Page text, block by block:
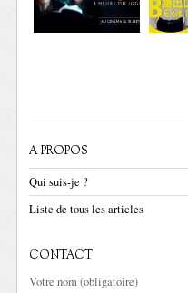
A PROPOS
Qui suis-je ?
Liste de tous les articles
CONTACT
Votre nom (obligatoire)